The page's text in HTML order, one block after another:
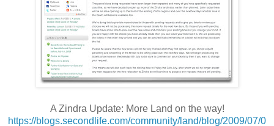
A Zindra Update: More Land on the way!
https://blogs.secondlife.com/community/land/blog/2009/07/0